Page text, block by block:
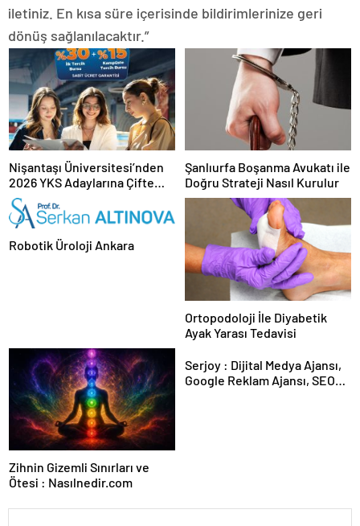
iletiniz. En kısa süre içerisinde bildirimlerinize geri
dönüş sağlanılacaktır.”
Nişantaşı Üniversitesi’nden
2026 YKS Adaylarına Çifte
Güvence: Sabit Ücret ve
Kesintisiz Burs
Şanlıurfa Boşanma Avukatı ile
Doğru Strateji Nasıl Kurulur
Robotik Üroloji Ankara
Ortopodoloji İle Diyabetik
Ayak Yarası Tedavisi
Zihnin Gizemli Sınırları ve
Ötesi : Nasılnedir.com
Serjoy : Dijital Medya Ajansı,
Google Reklam Ajansı, SEO